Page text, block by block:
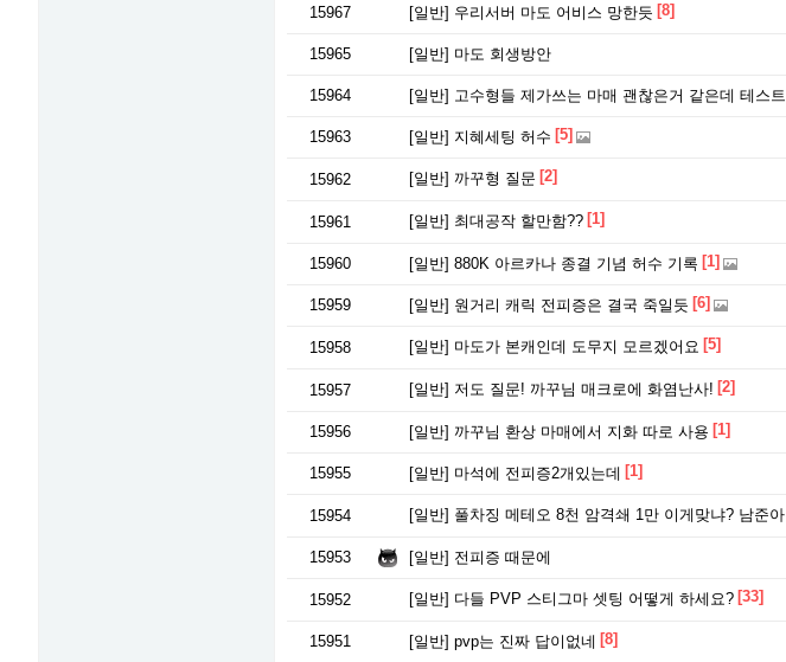
15967 [일반] 우리서버 마도 어비스 망한듯 [8]
15965 [일반] 마도 회생방안
15964 [일반] 고수형들 제가쓰는 마매 괜찮은거 같은데 테스트 해보실분
15963 [일반] 지혜세팅 허수 [5]
15962 [일반] 까꾸형 질문 [2]
15961 [일반] 최대공작 할만함?? [1]
15960 [일반] 880K 아르카나 종결 기념 허수 기록 [1]
15959 [일반] 원거리 캐릭 전피증은 결국 죽일듯 [6]
15958 [일반] 마도가 본캐인데 도무지 모르겠어요 [5]
15957 [일반] 저도 질문! 까꾸님 매크로에 화염난사! [2]
15956 [일반] 까꾸님 환상 마매에서 지화 따로 사용 [1]
15955 [일반] 마석에 전피증2개있는데 [1]
15954 [일반] 풀차징 메테오 8천 암격쇄 1만 이게맞냐? 남준아
15953 [일반] 전피증 때문에
15952 [일반] 다들 PVP 스티그마 셋팅 어떻게 하세요? [33]
15951 [일반] pvp는 진짜 답이없네 [8]